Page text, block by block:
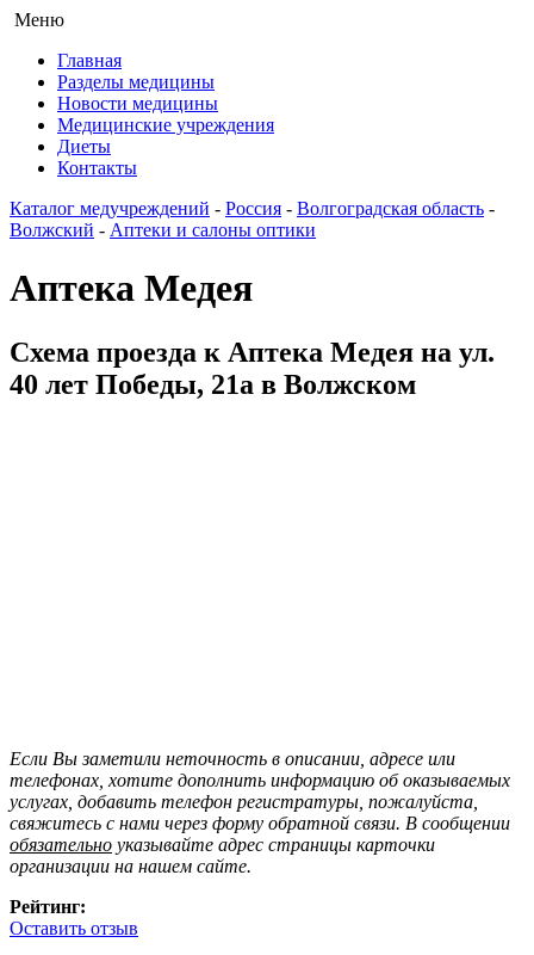
Меню
Главная
Разделы медицины
Новости медицины
Медицинские учреждения
Диеты
Контакты
Каталог медучреждений - Россия - Волгоградская область -
Волжский - Аптеки и салоны оптики
Аптека Медея
Схема проезда к Аптека Медея на ул.
40 лет Победы, 21а в Волжском
Если Вы заметили неточность в описании, адресе или
телефонах, хотите дополнить информацию об оказываемых
услугах, добавить телефон регистратуры, пожалуйста,
свяжитесь с нами через форму обратной связи. В сообщении
обязательно указывайте адрес страницы карточки
организации на нашем сайте.
Рейтинг:
Оставить отзыв